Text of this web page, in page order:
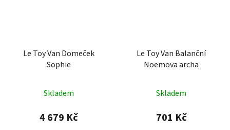
Le Toy Van Domeček
Sophie
Skladem
4 679 Kč
Le Toy Van Balanční
Noemova archa
Skladem
701 Kč